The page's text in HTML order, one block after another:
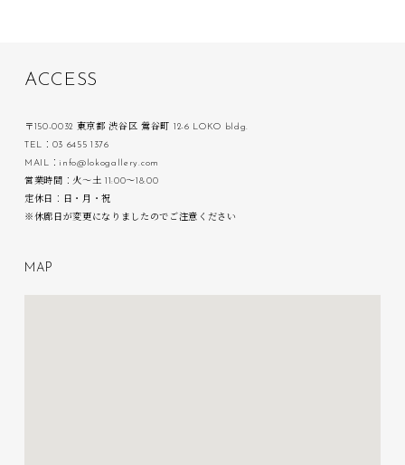
ACC ESS
〒150-0032 東京都 渋谷区 鶯谷町 12-6 LOKO bldg.
TEL：03 6455 1376
MAIL：info@lokogallery.com
営業時間：火〜土 11:00〜18:00
定休日：日・月・祝
※休廊日が変更になりましたのでご注意ください
M A P